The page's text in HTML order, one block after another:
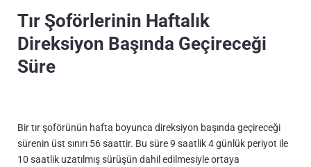
Tır Şoförlerinin Haftalık
Direksiyon Başında Geçireceği
Süre
Bir tır şoförünün hafta boyunca direksiyon başında geçireceği
sürenin üst sınırı 56 saattir. Bu süre 9 saatlik 4 günlük periyot ile
10 saatlik uzatılmış sürüşün dahil edilmesiyle ortaya